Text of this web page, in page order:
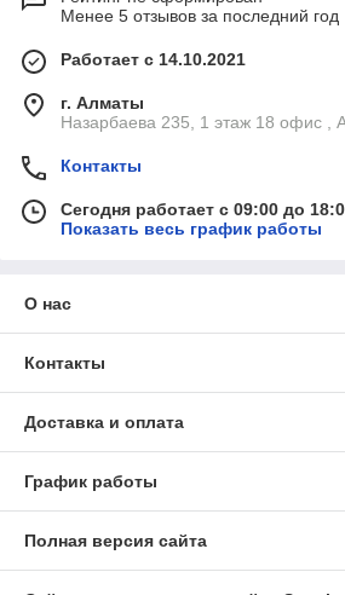
Менее 5 отзывов за последний год
Работает с 14.10.2021
г. Алматы
Назарбаева 235, 1 этаж 18 офис ,
Контакты
Сегодня работает с 09:00 до
Показать весь график работы
О нас
Контакты
Доставка и оплата
График работы
Полная версия сайта